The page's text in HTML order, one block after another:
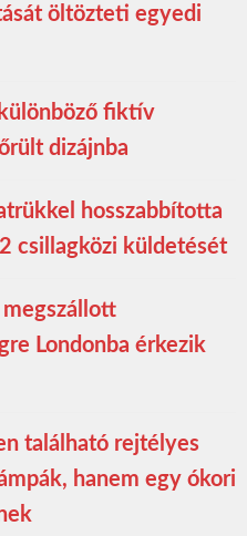
öltözteti egyedi
fiktív
dizájnba
hosszabbította
csillagközi küldetését
Londonba érkezik
található rejtélyes
hanem egy ókori